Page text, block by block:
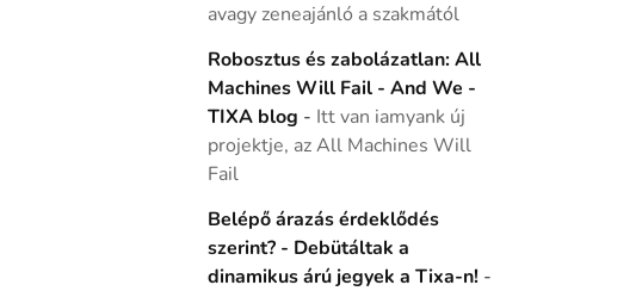
avagy zeneajánló a szakmától
Robosztus és zabolázatlan: All
Machines Will Fail - And We -
TIXA blog - Itt van iamyank új
projektje, az All Machines Will
Fail
Belépő árazás érdeklődés
szerint? - Debütáltak a
dinamikus árú jegyek a Tixa-n! -